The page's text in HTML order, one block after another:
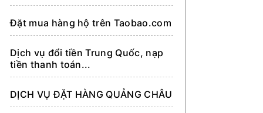
Đặt mua hàng hộ trên Taobao.com
Dịch vụ đổi tiền Trung Quốc, nạp
tiền thanh toán...
DỊCH VỤ ĐẶT HÀNG QUẢNG CHÂU